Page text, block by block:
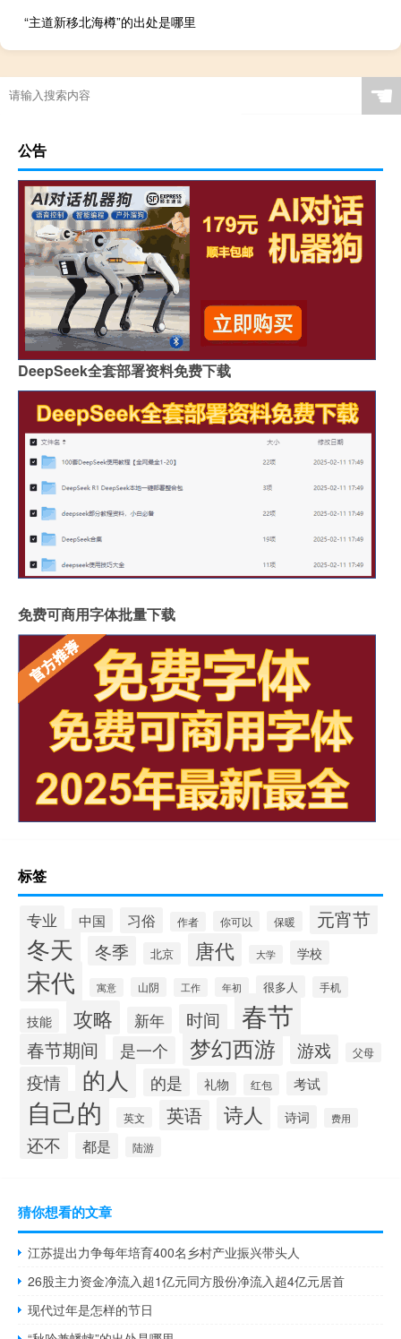
“主道新移北海樽”的出处是哪里
☚
公告
DeepSeek全套部署资料免费下载
免费可商用字体批量下载
标签
专业 中国 习俗 作者 你可以 保暖 元宵节
冬天 冬季 北京 唐代 大学 学校
宋代 寓意 山阴 工作 年初 很多人 手机
技能 攻略 新年 时间 春节
春节期间 是一个 梦幻西游 游戏 父母
疫情 的人 的是 礼物 红包 考试
自己的 英文 英语 诗人 诗词 费用
还不 都是 陆游
猜你想看的文章
江苏提出力争每年培育400名乡村产业振兴带头人
26股主力资金净流入超1亿元同方股份净流入超4亿元居首
现代过年是怎样的节日